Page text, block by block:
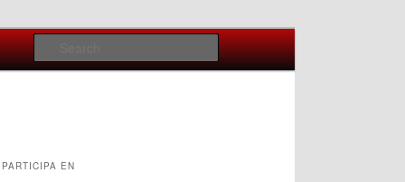
Search
EN